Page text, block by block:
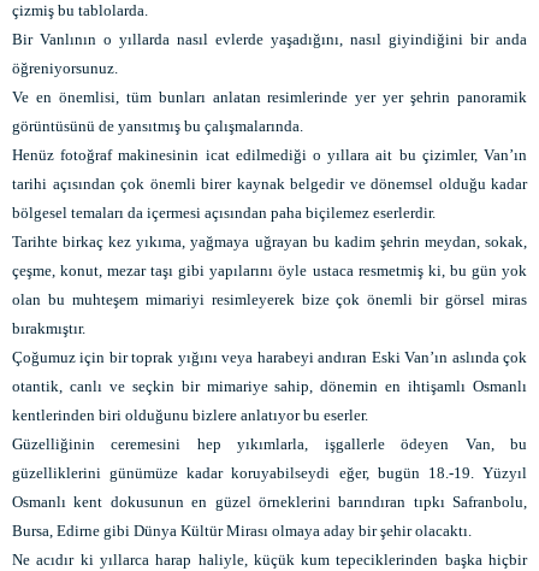
çizmiş bu tablolarda.
Bir Vanlının o yıllarda nasıl evlerde yaşadığını, nasıl giyindiğini bir anda
öğreniyorsunuz.
Ve en önemlisi, tüm bunları anlatan resimlerinde yer yer şehrin panoramik
görüntüsünü de yansıtmış bu çalışmalarında.
Henüz fotoğraf makinesinin icat edilmediği o yıllara ait bu çizimler, Van’ın
tarihi açısından çok önemli birer kaynak belgedir ve dönemsel olduğu kadar
bölgesel temaları da içermesi açısından paha biçilemez eserlerdir.
Tarihte birkaç kez yıkıma, yağmaya uğrayan bu kadim şehrin meydan, sokak,
çeşme, konut, mezar taşı gibi yapılarını öyle ustaca resmetmiş ki, bu gün yok
olan bu muhteşem mimariyi resimleyerek bize çok önemli bir görsel miras
bırakmıştır.
Çoğumuz için bir toprak yığını veya harabeyi andıran Eski Van’ın aslında çok
otantik, canlı ve seçkin bir mimariye sahip, dönemin en ihtişamlı Osmanlı
kentlerinden biri olduğunu bizlere anlatıyor bu eserler.
Güzelliğinin ceremesini hep yıkımlarla, işgallerle ödeyen Van, bu
güzelliklerini günümüze kadar koruyabilseydi eğer, bugün 18.-19. Yüzyıl
Osmanlı kent dokusunun en güzel örneklerini barındıran tıpkı Safranbolu,
Bursa, Edirne gibi Dünya Kültür Mirası olmaya aday bir şehir olacaktı.
Ne acıdır ki yıllarca harap haliyle, küçük kum tepeciklerinden başka hiçbir